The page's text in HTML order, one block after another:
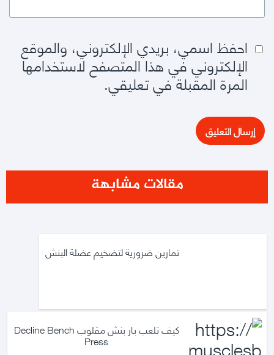
احفظ اسمي، بريدي الإلكتروني، والموقع
الإلكتروني في هذا المتصفح لاستخدامها
المرة المقبلة في تعليقي.
مقالات مشابهة
تمارين ضرورية لتضخيم عضلة البنش
كيف تلعب بار بنش مقلوب Decline Bench
Press